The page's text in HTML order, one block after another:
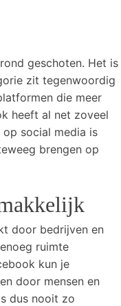
geschoten. Het is
zit tegenwoordig
die meer
heeft al net zoveel
social media is
brengen op
door bedrijven en
ruimte
kun je
door mensen en
dus nooit zo